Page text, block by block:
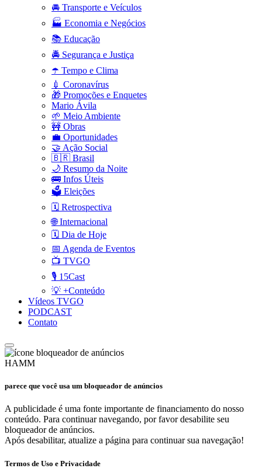
🚘 Transporte e Veículos
🏭 Economia e Negócios
📚 Educação
🚔 Segurança e Justiça
☂️ Tempo e Clima
💉 Coronavírus
🎁 Promoções e Enquetes
Mario Ávila
🌱 Meio Ambiente
🚧 Obras
💼 Oportunidades
🤝 Ação Social
🇧🇷 Brasil
🌙 Resumo da Noite
🚌 Infos Úteis
🗳️ Eleições
🗓️ Retrospectiva
🌐 Internacional
🗓️ Dia de Hoje
📅 Agenda de Eventos
📺 TVGO
🎙️ 15Cast
💡 +Conteúdo
Vídeos TVGO
PODCAST
Contato
HAMM
parece que você usa um bloqueador de anúncios
A publicidade é uma fonte importante de financiamento do nosso
conteúdo. Para continuar navegando, por favor desabilite seu
bloqueador de anúncios.
Após desabilitar, atualize a página para continuar sua navegação!
Termos de Uso e Privacidade